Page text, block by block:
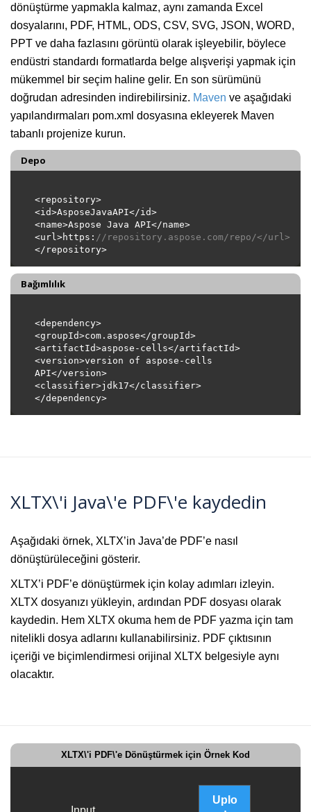
dönüştürme yapmakla kalmaz, aynı zamanda Excel
dosyalarını, PDF, HTML, ODS, CSV, SVG, JSON, WORD,
PPT ve daha fazlasını görüntü olarak işleyebilir, böylece
endüstri standardı formatlarda belge alışverişi yapmak için
mükemmel bir seçim haline gelir. En son sürümünü
doğrudan adresinden indirebilirsiniz. Maven ve aşağıdaki
yapılandırmaları pom.xml dosyasına ekleyerek Maven
tabanlı projenize kurun.
Depo
<url>https: //repository.aspose.com/repo/</url>
Bağımlılık
<version>version of aspose-cells
XLTX\'i Java\'e PDF\'e kaydedin
Aşağıdaki örnek, XLTX’in Java’de PDF’e nasıl
dönüştürüleceğini gösterir.
XLTX’i PDF’e dönüştürmek için kolay adımları izleyin.
XLTX dosyanızı yükleyin, ardından PDF dosyası olarak
kaydedin. Hem XLTX okuma hem de PDF yazma için tam
nitelikli dosya adlarını kullanabilirsiniz. PDF çıktısının
içeriği ve biçimlendirmesi orijinal XLTX belgesiyle aynı
olacaktır.
XLTX\'i PDF\'e Dönüştürmek için Örnek Kod
Uplo